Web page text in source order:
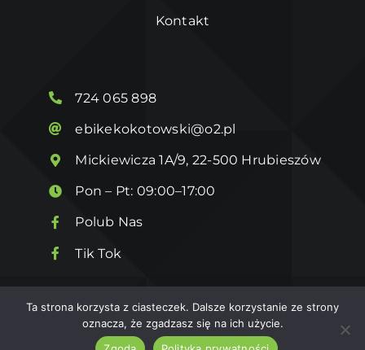
Kontakt
724 065 898
ebikekokotowski@o2.pl
Mickiewicza 1A/9, 22-500 Hrubieszów
Pon – Pt: 09:00–17:00
Polub Nas
Tik Tok
© 2026eBike Kokotowski WykonanieKuba Art
Ta strona korzysta z ciasteczek. Dalsze korzystanie ze strony
oznacza, że zgadzasz się na ich użycie.